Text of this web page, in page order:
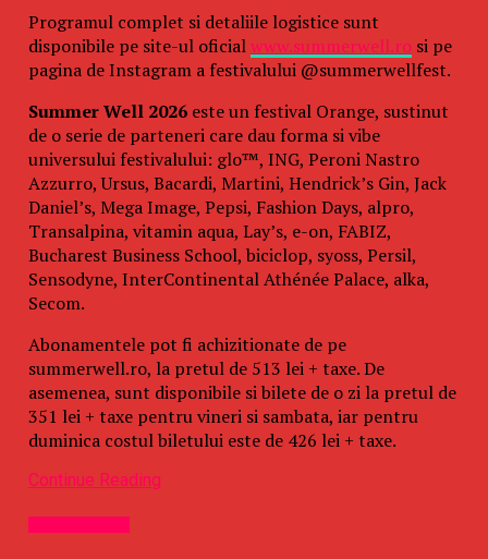
Programul complet si detaliile logistice sunt
disponibile pe site-ul oficialwww.summerwell.rosi pe
pagina de Instagram a festivalului @summerwellfest.
Summer Well 2026este un festival Orange, sustinut
de o serie de parteneri care dau forma si vibe
universului festivalului: glo™, ING, Peroni Nastro
Azzurro, Ursus, Bacardi, Martini, Hendrick’s Gin, Jack
Daniel’s, Mega Image, Pepsi, Fashion Days, alpro,
Transalpina, vitamin aqua, Lay’s, e-on, FABIZ,
Bucharest Business School, biciclop, syoss, Persil,
Sensodyne, InterContinental Athénée Palace, alka,
Secom.
Abonamentele pot fi achizitionate de pe
summerwell.ro, la pretul de 513 lei + taxe. De
asemenea, sunt disponibile si bilete de o zi la pretul de
351 lei + taxe pentru vineri si sambata, iar pentru
duminica costul biletului este de 426 lei + taxe.
Continue Reading